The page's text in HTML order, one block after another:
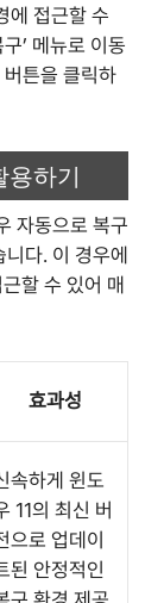
에 접근할 수
’ 메뉴로 이동
버튼을 클릭하
용하기
자동으로 복구
다. 이 경우에
할 수 있어 매
효과성
속하게 윈도
11의 최신 버
으로 업데이
된 안정적인